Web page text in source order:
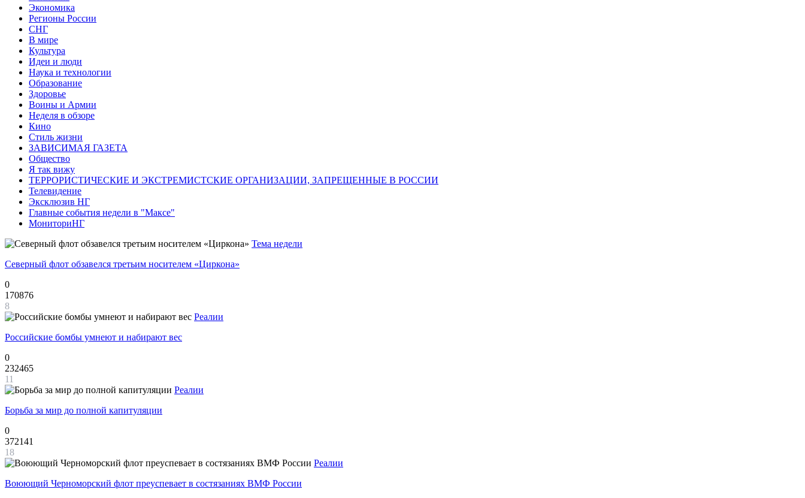
Экономика
Регионы России
СНГ
В мире
Культура
Идеи и люди
Наука и технологии
Образование
Здоровье
Воины и Армии
Неделя в обзоре
Кино
Стиль жизни
ЗАВИСИМАЯ ГАЗЕТА
Общество
Я так вижу
ТЕРРОРИСТИЧЕСКИЕ И ЭКСТРЕМИСТСКИЕ ОРГАНИЗАЦИИ, ЗАПРЕЩЕННЫЕ В РОССИИ
Телевидение
Эксклюзив НГ
Главные события недели в "Максе"
МониториНГ
Тема недели
Северный флот обзавелся третьим носителем «Циркона»
0
170876
8
Реалии
Российские бомбы умнеют и набирают вес
0
232465
11
Реалии
Борьба за мир до полной капитуляции
0
372141
18
Реалии
Воюющий Черноморский флот преуспевает в состязаниях ВМФ России